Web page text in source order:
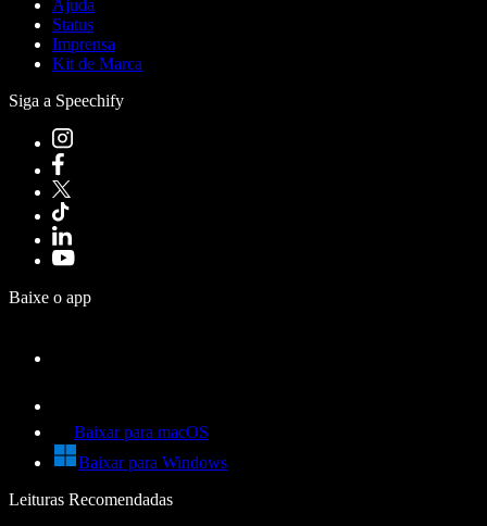
Ajuda
Status
Imprensa
Kit de Marca
Siga a Speechify
Baixe o app
Baixar para macOS
Baixar para Windows
Leituras Recomendadas